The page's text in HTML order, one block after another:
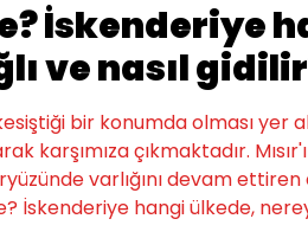
İskenderiye
ve nasıl
bir konumda olması yer
karşımıza çıkmaktadır.
varlığını devam ettiren
İskenderiye hangi ülkede,